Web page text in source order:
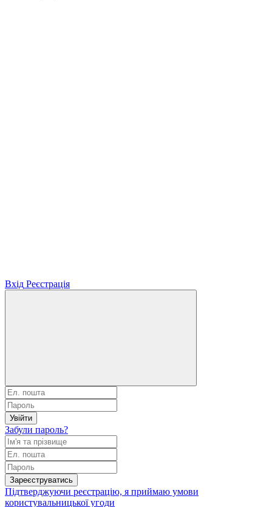
Вхід Реєстрація
Увійти
Забули пароль?
Зареєструватись
Підтверджуючи реєстрацію, я приймаю умови
користувальницької угоди